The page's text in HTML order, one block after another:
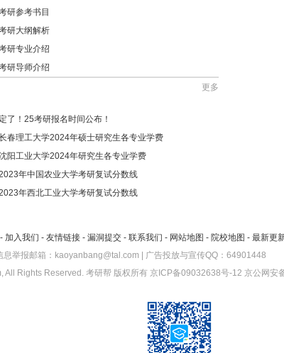
研参考书目
研大纲解析
研专业介绍
研导师介绍
更多
定了！25考研报名时间公布！
春理工大学2024年硕士研究生各专业学费
阳工业大学2024年研究生各专业学费
年中国农业大学考研复试分数线
年西北工业大学考研复试分数线
- 加入我们 - 友情链接 - 漏洞提交 - 联系我们 - 网站地图 - 院校地图 - 最新更
息举报邮箱：kaoyanbang@tal.com | 广告投放与宣传QQ：64901448
All Rights Reserved. 考研帮 版权所有 京ICP备09032638号-12 京公网安